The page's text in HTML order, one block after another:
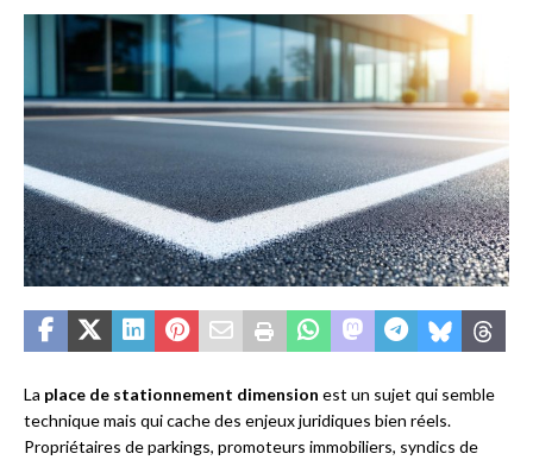
La place de stationnement dimension est un sujet qui semble
technique mais qui cache des enjeux juridiques bien réels.
Propriétaires de parkings, promoteurs immobiliers, syndics de